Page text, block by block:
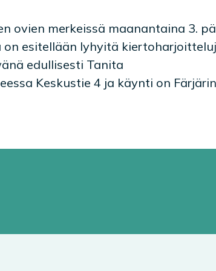
ovien merkeissä maanantaina 3.
on esitellään lyhyitä
edullisesti Tanita
Keskustie 4 ja käynti on